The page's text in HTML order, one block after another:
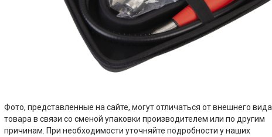
Фото, представленные на сайте, могут отличаться от внешнего вида
товара в связи со сменой упаковки производителем или по другим
причинам. При необходимости уточняйте подробности у наших